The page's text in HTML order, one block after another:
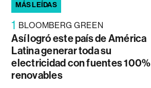
MÁS LEÍDAS
1 BLOOMBERG GREEN
Así logró este país de América
Latina generar toda su
electricidad con fuentes 100%
renovables